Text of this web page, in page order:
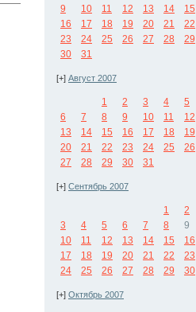
9
10 11 12 13 14
15
16
17 18 19 20 21
22
23
24 25 26 27 28
29
30
31
[+] Август 2007
1 2 3 4
5
6
7 8 9 10 11
12
13
14 15 16 17 18
19
20
21 22 23 24 25
26
27
28 29 30 31
[+] Сентябрь 2007
1
2
3
4 5 6 7 8
9
10
11 12 13 14 15
16
17
18 19 20 21 22
23
24
25 26 27 28 29 30
[+] Октябрь 2007